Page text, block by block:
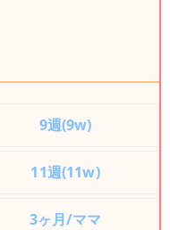
9週(9w)
11週(11w)
3ヶ月/ママ